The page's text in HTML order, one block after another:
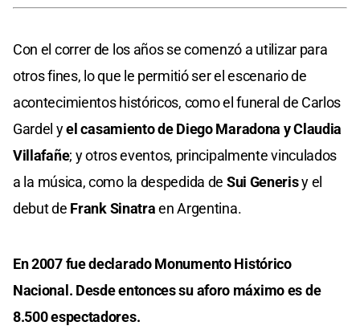
Con el correr de los años se comenzó a utilizar para
otros fines, lo que le permitió ser el escenario de
acontecimientos históricos, como el funeral de Carlos
Gardel yel casamiento de Diego Maradona y Claudia
Villafañe; y otros eventos, principalmente vinculados
a la música, como la despedida de Sui Generisy el
debut de Frank Sinatraen Argentina.
En 2007 fue declarado Monumento Histórico
Nacional. Desde entonces su aforo máximo es de
8.500 espectadores.